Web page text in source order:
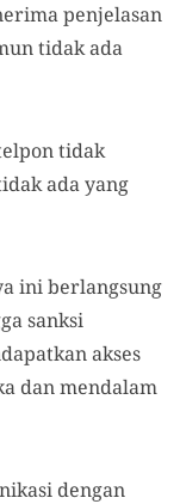
penjelasan
tidak ada
tidak
ada yang
ini berlangsung
sanksi
akses
dan mendalam
dengan